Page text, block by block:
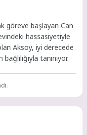
göreve başlayan Can
hassasiyetiyle
Aksoy, iyi derecede
tanınıyor.